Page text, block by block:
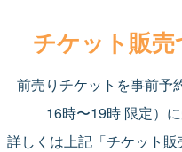
チケット販売
前売りチケットを事前予
16時〜19時 限定）
詳しくは上記「チケット